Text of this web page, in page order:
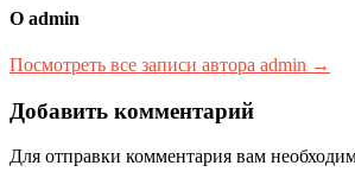
О admin
Посмотреть все записи автора admin →
Добавить комментарий
Для отправки комментария вам